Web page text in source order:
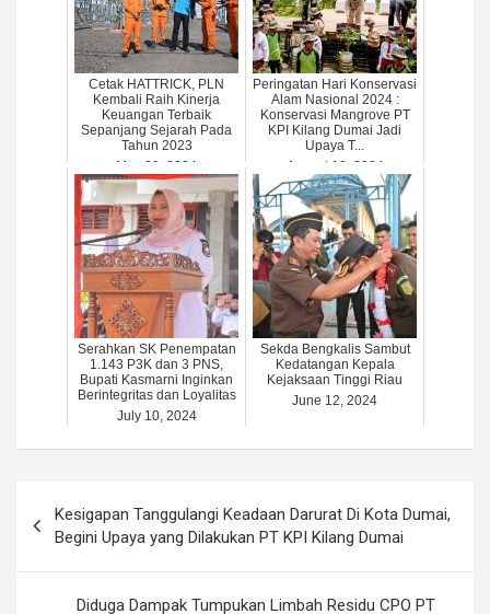
Cetak HATTRICK, PLN
Kembali Raih Kinerja
Keuangan Terbaik
Sepanjang Sejarah Pada
Tahun 2023
May 29, 2024
Peringatan Hari Konservasi
Alam Nasional 2024 :
Konservasi Mangrove PT
KPI Kilang Dumai Jadi
Upaya T...
August 10, 2024
Serahkan SK Penempatan
1.143 P3K dan 3 PNS,
Bupati Kasmarni Inginkan
Berintegritas dan Loyalitas
July 10, 2024
Sekda Bengkalis Sambut
Kedatangan Kepala
Kejaksaan Tinggi Riau
June 12, 2024
navigation
Kesigapan Tanggulangi Keadaan Darurat Di Kota Dumai,
Begini Upaya yang Dilakukan PT KPI Kilang Dumai
Diduga Dampak Tumpukan Limbah Residu CPO PT